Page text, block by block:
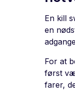
En kill
en
For at
først
farer,